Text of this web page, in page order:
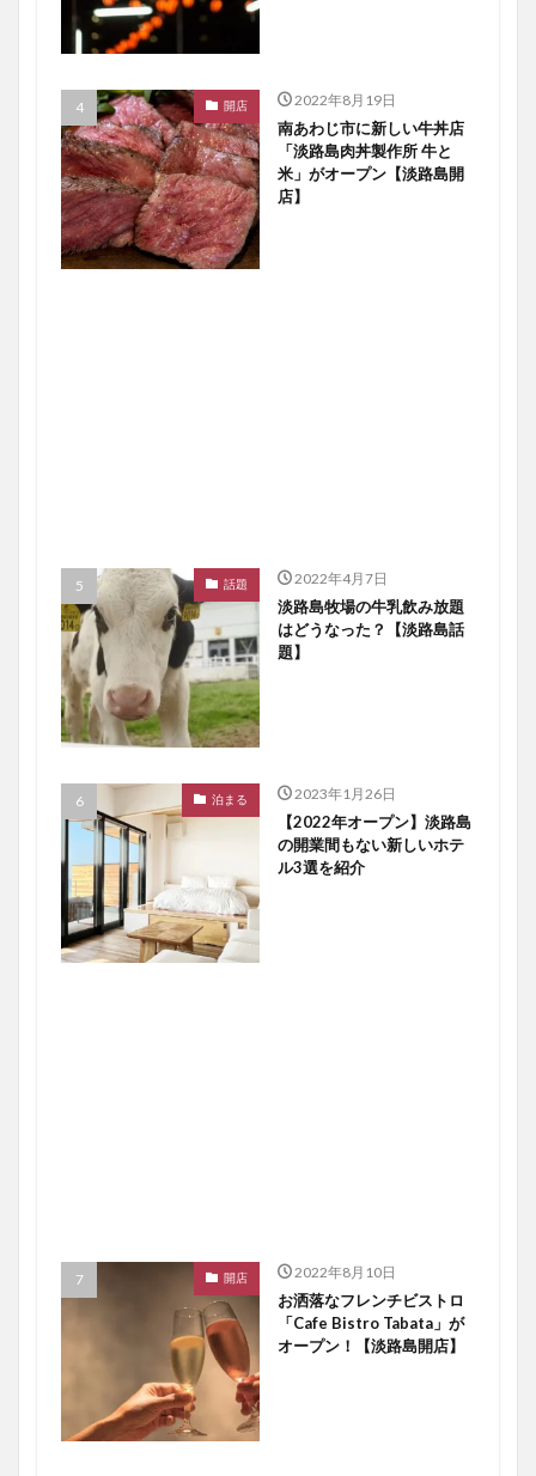
開店 2022年8月19日
南あわじ市に新しい牛丼店
「淡路島肉丼製作所 牛と
米」がオープン【淡路島開
店】
話題 2022年4月7日
淡路島牧場の牛乳飲み放題
はどうなった？【淡路島話
題】
泊まる 2023年1月26日
【2022年オープン】淡路島
の開業間もない新しいホテ
ル3選を紹介
開店 2022年8月10日
お洒落なフレンチビストロ
「Cafe Bistro Tabata」が
オープン！【淡路島開店】